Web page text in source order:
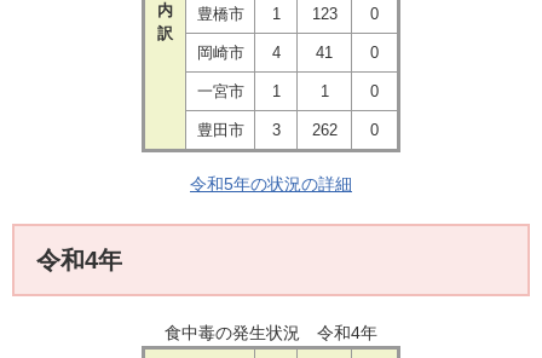
内
訳
豊橋市 1 123 0
岡崎市 4 41 0
一宮市 1 1 0
豊田市 3 262 0
令和5年の状況の詳細
令和4年
食中毒の発生状況 令和4年